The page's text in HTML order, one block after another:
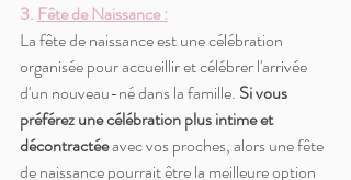
3. Fête de Naissance :
La fête de naissance est une célébration
organisée pour accueillir et célébrer l'arrivée
d'un nouveau-né dans la famille. Si vous
préférez une célébration plus intime et
décontractée avec vos proches, alors une fête
de naissance pourrait être la meilleure option